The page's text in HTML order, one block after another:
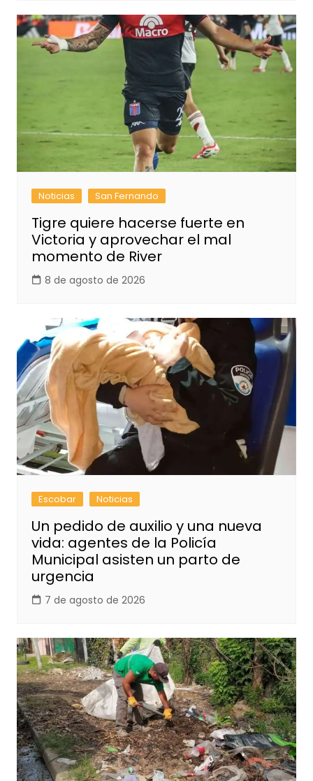
Noticias San Fernando
Tigre quiere hacerse fuerte en
Victoria y aprovechar el mal
momento de River
8 de agosto de 2026
Escobar Noticias
Un pedido de auxilio y una nueva
vida: agentes de la Policía
Municipal asisten un parto de
urgencia
7 de agosto de 2026